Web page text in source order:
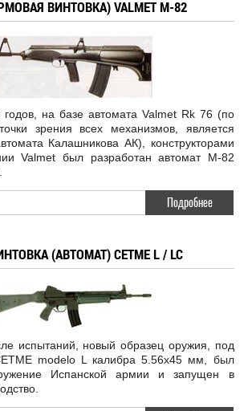
ВИНТОВКА) VALMET M-82
на базе автомата Valmet Rk 76 (по
зрения всех механизмов, является
Калашникова АК), конструкторами
Valmet был разработан автомат M-82
Подробнее
(АВТОМАТ) CETME L / LC
испытаний, новый образец оружия, под
modelo L калибра 5.56х45 мм, был
Испанской армии и запущен в